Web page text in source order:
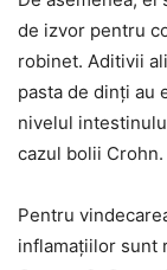
de izvor pentru
robinet. Aditivii
pasta de dinți au
nivelul
cazul bolii Crohn.
Pentru
inflamațiilor sunt